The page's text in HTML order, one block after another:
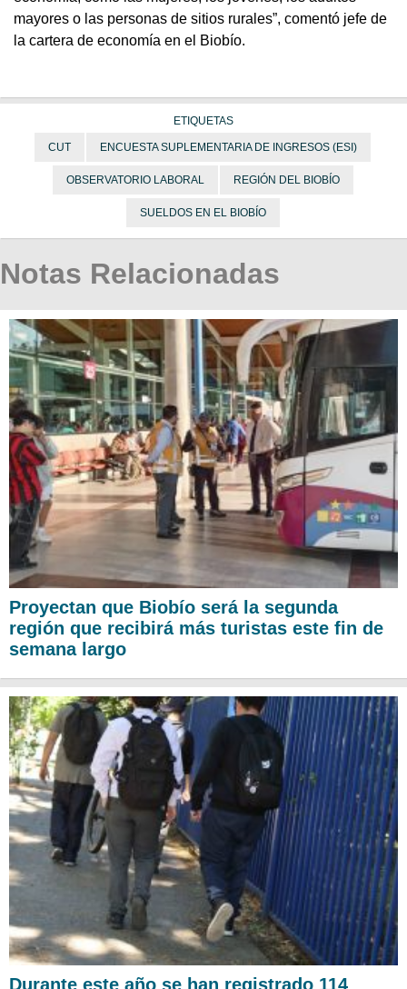
mayores o las personas de sitios rurales”, comentó jefe de
la cartera de economía en el Biobío.
ETIQUETAS
CUT ENCUESTA SUPLEMENTARIA DE INGRESOS (ESI)
OBSERVATORIO LABORAL REGIÓN DEL BIOBÍO
SUELDOS EN EL BIOBÍO
Notas Relacionadas
Proyectan que Biobío será la segunda
región que recibirá más turistas este fin de
semana largo
Durante este año se han registrado 114